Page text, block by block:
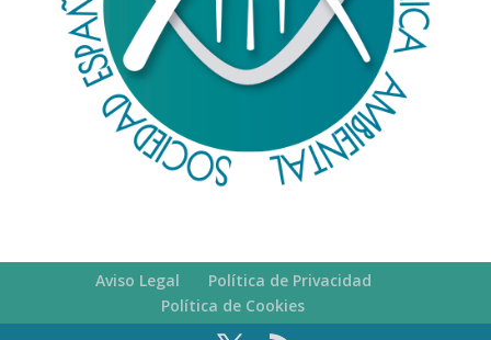
Aviso Legal
Política de Privacidad
Política de Cookies